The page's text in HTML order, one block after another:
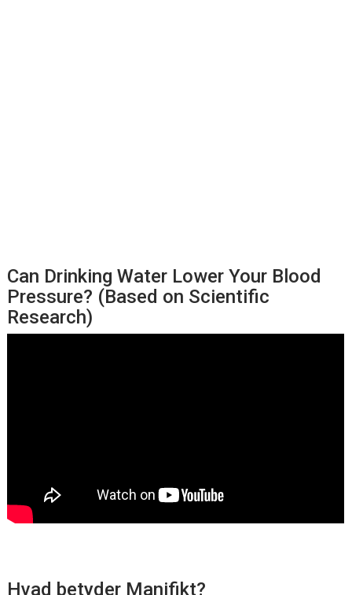
Can Drinking Water Lower Your Blood
Pressure? (Based on Scientific
Research)
Hvad betyder Manifikt?